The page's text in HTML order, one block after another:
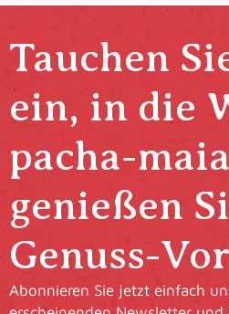
Tauchen
ein, in die
pacha-
genießen
Genuss-
Abonnieren Sie jetzt einfach